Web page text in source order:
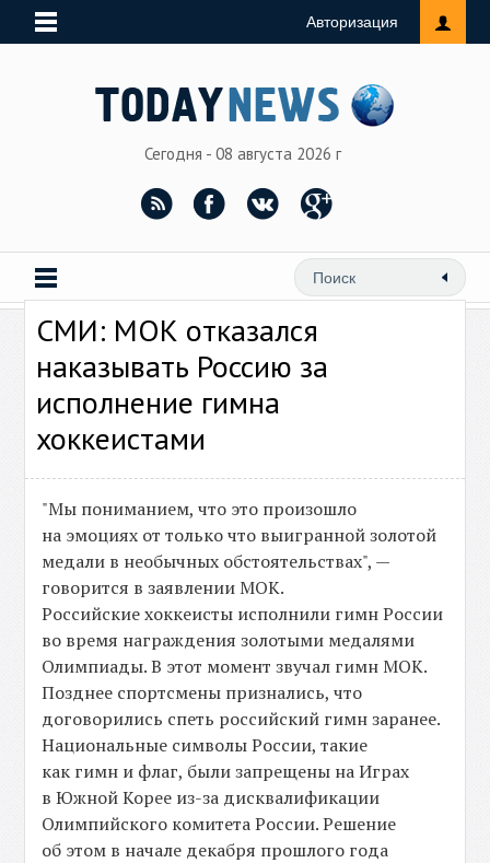
Авторизация
Сегодня - 08 августа 2026 г
СМИ: МОК отказался
наказывать Россию за
исполнение гимна
хоккеистами
"Мы пониманием, что это произошло
на эмоциях от только что выигранной золотой
медали в необычных обстоятельствах", —
говорится в заявлении МОК.
Российские хоккеисты исполнили гимн России
во время награждения золотыми медалями
Олимпиады. В этот момент звучал гимн МОК.
Позднее спортсмены признались, что
договорились спеть российский гимн заранее.
Национальные символы России, такие
как гимн и флаг, были запрещены на Играх
в Южной Корее из-за дисквалификации
Олимпийского комитета России. Решение
об этом в начале декабря прошлого года